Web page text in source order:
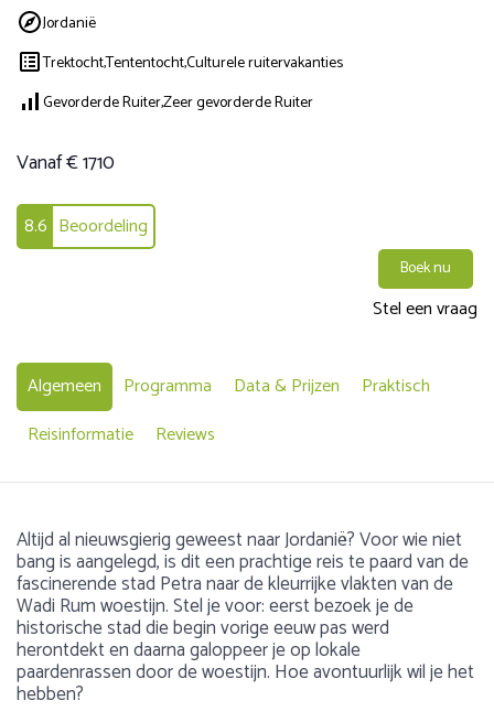
Jordanië
Trektocht,Tententocht,Culturele ruitervakanties
Gevorderde Ruiter,Zeer gevorderde Ruiter
Vanaf € 1710
8.6 Beoordeling
Boek nu
Stel een vraag
Algemeen Programma Data & Prijzen
Praktisch
Reisinformatie
Reviews
Altijd al nieuwsgierig geweest naar Jordanië? Voor wie niet
bang is aangelegd, is dit een prachtige reis te paard van de
fascinerende stad Petra naar de kleurrijke vlakten van de
Wadi Rum woestijn. Stel je voor: eerst bezoek je de
historische stad die begin vorige eeuw pas werd
herontdekt en daarna galoppeer je op lokale
paardenrassen door de woestijn. Hoe avontuurlijk wil je het
hebben?